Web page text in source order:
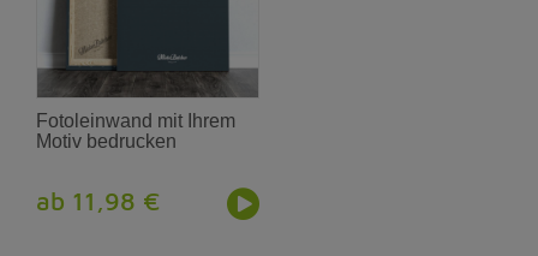
Fotoleinwand mit Ihrem
Motiv bedrucken
ab 11,98 €